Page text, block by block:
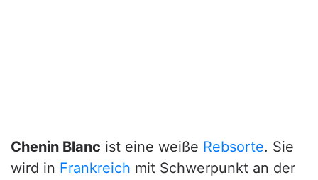
Chenin Blanc ist eine weiße Rebsorte. Sie
wird in Frankreich mit Schwerpunkt an der